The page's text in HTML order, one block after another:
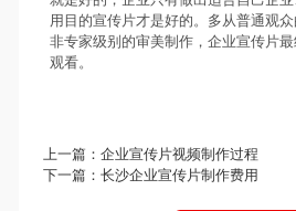
用目的宣传片才是好的。多从普通观
非专家级别的审美制作，企业宣传片
观看。
上一篇：企业宣传片视频制作过程
下一篇：长沙企业宣传片制作费用